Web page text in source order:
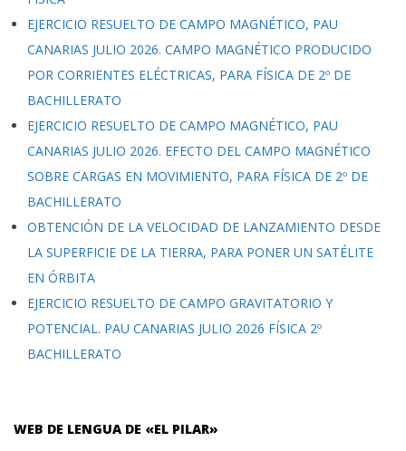
EJERCICIO RESUELTO DE CAMPO MAGNÉTICO, PAU
CANARIAS JULIO 2026. CAMPO MAGNÉTICO PRODUCIDO
POR CORRIENTES ELÉCTRICAS, PARA FÍSICA DE 2º DE
BACHILLERATO
EJERCICIO RESUELTO DE CAMPO MAGNÉTICO, PAU
CANARIAS JULIO 2026. EFECTO DEL CAMPO MAGNÉTICO
SOBRE CARGAS EN MOVIMIENTO, PARA FÍSICA DE 2º DE
BACHILLERATO
OBTENCIÓN DE LA VELOCIDAD DE LANZAMIENTO DESDE
LA SUPERFICIE DE LA TIERRA, PARA PONER UN SATÉLITE
EN ÓRBITA
EJERCICIO RESUELTO DE CAMPO GRAVITATORIO Y
POTENCIAL. PAU CANARIAS JULIO 2026 FÍSICA 2º
BACHILLERATO
WEB DE LENGUA DE «EL PILAR»